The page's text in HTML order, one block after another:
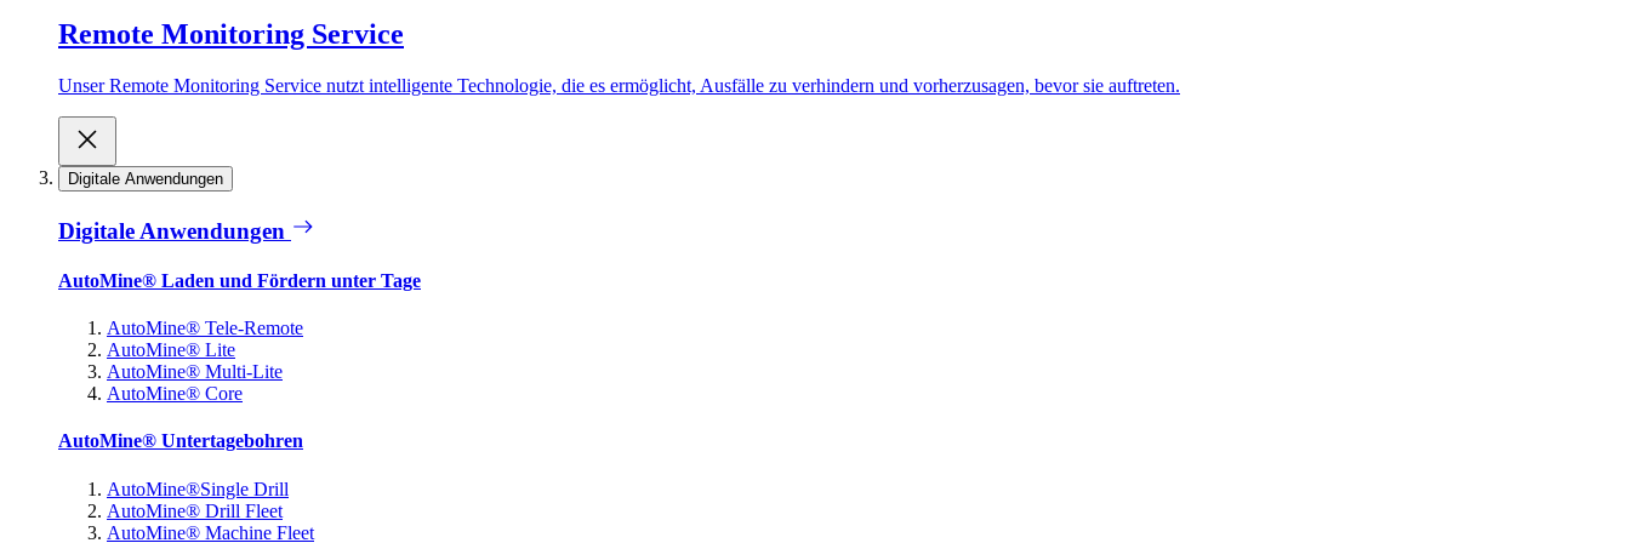
Remote Monitoring Service
Unser Remote Monitoring Service nutzt intelligente Technologie, die es ermöglicht, Ausfälle zu verhindern und vorherzusagen, bevor sie auftreten.
Digitale Anwendungen
Digitale Anwendungen
AutoMine® Laden und Fördern unter Tage
AutoMine® Tele-Remote
AutoMine® Lite
AutoMine® Multi-Lite
AutoMine® Core
AutoMine® Untertagebohren
AutoMine®Single Drill
AutoMine® Drill Fleet
AutoMine® Machine Fleet